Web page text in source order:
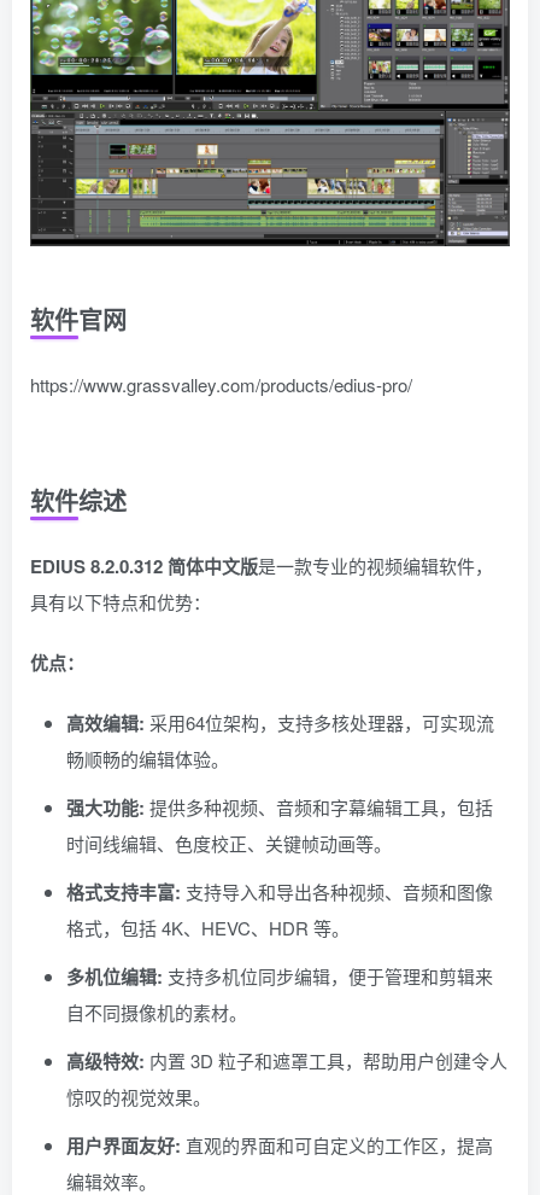
软件官网
https://www.grassvalley.com/products/edius-pro/
软件综述
EDIUS 8.2.0.312 简体中文版是一款专业的视频编辑软件，
具有以下特点和优势：
优点：
高效编辑: 采用64位架构，支持多核处理器，可实现流
畅顺畅的编辑体验。
强大功能: 提供多种视频、音频和字幕编辑工具，包括
时间线编辑、色度校正、关键帧动画等。
格式支持丰富: 支持导入和导出各种视频、音频和图像
格式，包括 4K、HEVC、HDR 等。
多机位编辑: 支持多机位同步编辑，便于管理和剪辑来
自不同摄像机的素材。
高级特效: 内置 3D 粒子和遮罩工具，帮助用户创建令人
惊叹的视觉效果。
用户界面友好: 直观的界面和可自定义的工作区，提高
编辑效率。